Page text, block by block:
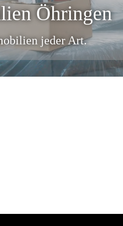
Öhringen
jeder Art.